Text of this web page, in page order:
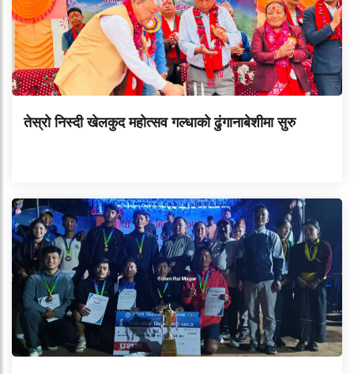
तेस्रो निस्दी खेलकुद महोत्सव गल्धाको ढुंगानाबेशीमा सुरु